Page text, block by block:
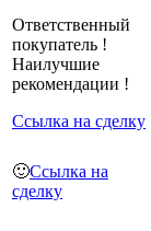
Ответственный
покупатель !
Наилучшие
рекомендации !
Ссылка на сделку
🙂Ссылка на
сделку